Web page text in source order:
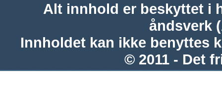
Alt innhold er beskyttet i
åndsverk
Innholdet kan ikke benyttes
© 2011 - Det